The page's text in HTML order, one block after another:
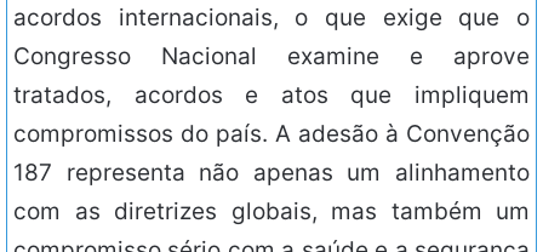
acordos internacionais, o que exige que o
Congresso Nacional examine e aprove
tratados, acordos e atos que impliquem
compromissos do país. A adesão à Convenção
187 representa não apenas um alinhamento
com as diretrizes globais, mas também um